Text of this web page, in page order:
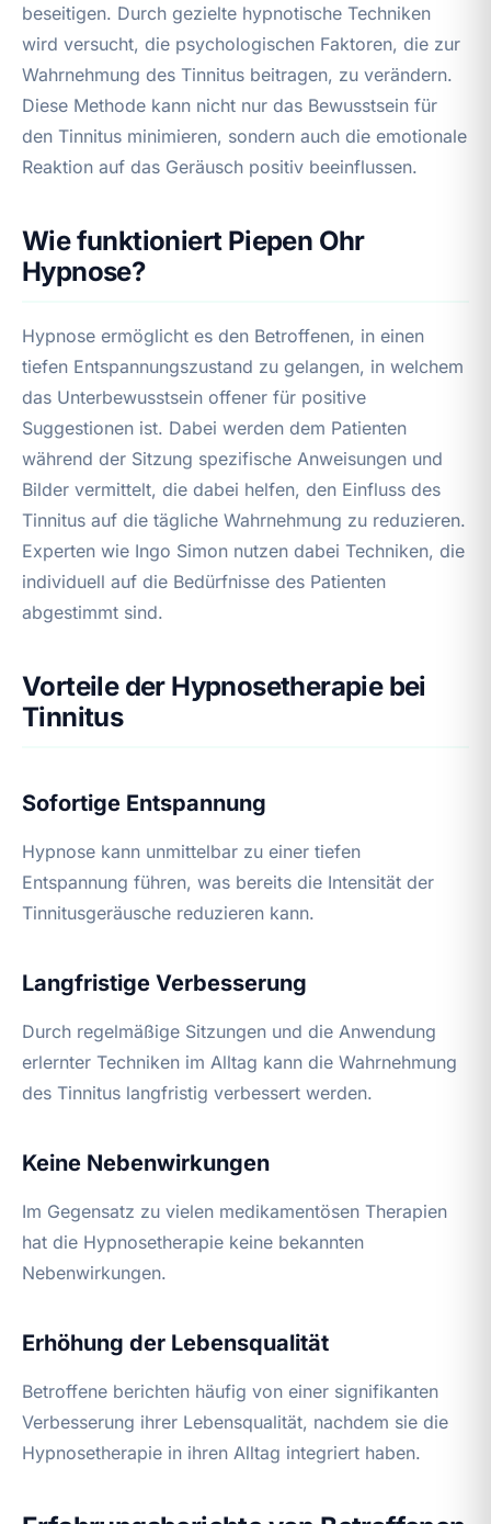
beseitigen. Durch gezielte hypnotische Techniken
wird versucht, die psychologischen Faktoren, die zur
Wahrnehmung des Tinnitus beitragen, zu verändern.
Diese Methode kann nicht nur das Bewusstsein für
den Tinnitus minimieren, sondern auch die emotionale
Reaktion auf das Geräusch positiv beeinflussen.
Wie funktioniert Piepen Ohr
Hypnose?
Hypnose ermöglicht es den Betroffenen, in einen
tiefen Entspannungszustand zu gelangen, in welchem
das Unterbewusstsein offener für positive
Suggestionen ist. Dabei werden dem Patienten
während der Sitzung spezifische Anweisungen und
Bilder vermittelt, die dabei helfen, den Einfluss des
Tinnitus auf die tägliche Wahrnehmung zu reduzieren.
Experten wie Ingo Simon nutzen dabei Techniken, die
individuell auf die Bedürfnisse des Patienten
abgestimmt sind.
Vorteile der Hypnosetherapie bei
Tinnitus
Sofortige Entspannung
Hypnose kann unmittelbar zu einer tiefen
Entspannung führen, was bereits die Intensität der
Tinnitusgeräusche reduzieren kann.
Langfristige Verbesserung
Durch regelmäßige Sitzungen und die Anwendung
erlernter Techniken im Alltag kann die Wahrnehmung
des Tinnitus langfristig verbessert werden.
Keine Nebenwirkungen
Im Gegensatz zu vielen medikamentösen Therapien
hat die Hypnosetherapie keine bekannten
Nebenwirkungen.
Erhöhung der Lebensqualität
Betroffene berichten häufig von einer signifikanten
Verbesserung ihrer Lebensqualität, nachdem sie die
Hypnosetherapie in ihren Alltag integriert haben.